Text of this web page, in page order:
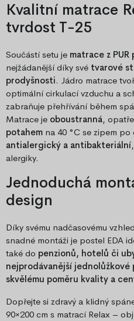
Kvalitní matrace
tvrdost T-25
Součástí setu je matrace z PUR
nejžádanější díky své tvarové
prodyšnosti. Jádro matrace
optimální cirkulací vzduchu a
zabraňuje přehřívání během
Matrace je oboustranná,
potahem na 40 °C se zipem
antialergický a antibakteriální
alergiky.
Jednoduchá
design
Díky svému nadčasovému
snadné montáži je postel EDA
také do penzionů, hotelů či
nejprodávanější jednolůžkové
skvělému poměru kvality a
Dopřejte si zdravý a klidný
90×200 cm s matrací Relax –